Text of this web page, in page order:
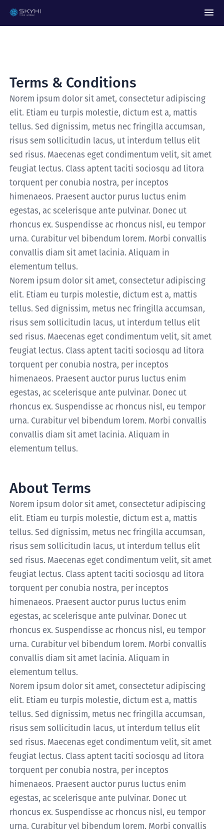
Terms & Conditions
Norem ipsum dolor sit amet, consectetur adipiscing
elit. Etiam eu turpis molestie, dictum est a, mattis
tellus. Sed dignissim, metus nec fringilla accumsan,
risus sem sollicitudin lacus, ut interdum tellus elit
sed risus. Maecenas eget condimentum velit, sit amet
feugiat lectus. Class aptent taciti sociosqu ad litora
torquent per conubia nostra, per inceptos
himenaeos. Praesent auctor purus luctus enim
egestas, ac scelerisque ante pulvinar. Donec ut
rhoncus ex. Suspendisse ac rhoncus nisl, eu tempor
urna. Curabitur vel bibendum lorem. Morbi convallis
convallis diam sit amet lacinia. Aliquam in
elementum tellus.
Norem ipsum dolor sit amet, consectetur adipiscing
elit. Etiam eu turpis molestie, dictum est a, mattis
tellus. Sed dignissim, metus nec fringilla accumsan,
risus sem sollicitudin lacus, ut interdum tellus elit
sed risus. Maecenas eget condimentum velit, sit amet
feugiat lectus. Class aptent taciti sociosqu ad litora
torquent per conubia nostra, per inceptos
himenaeos. Praesent auctor purus luctus enim
egestas, ac scelerisque ante pulvinar. Donec ut
rhoncus ex. Suspendisse ac rhoncus nisl, eu tempor
urna. Curabitur vel bibendum lorem. Morbi convallis
convallis diam sit amet lacinia. Aliquam in
elementum tellus.
About Terms
Norem ipsum dolor sit amet, consectetur adipiscing
elit. Etiam eu turpis molestie, dictum est a, mattis
tellus. Sed dignissim, metus nec fringilla accumsan,
risus sem sollicitudin lacus, ut interdum tellus elit
sed risus. Maecenas eget condimentum velit, sit amet
feugiat lectus. Class aptent taciti sociosqu ad litora
torquent per conubia nostra, per inceptos
himenaeos. Praesent auctor purus luctus enim
egestas, ac scelerisque ante pulvinar. Donec ut
rhoncus ex. Suspendisse ac rhoncus nisl, eu tempor
urna. Curabitur vel bibendum lorem. Morbi convallis
convallis diam sit amet lacinia. Aliquam in
elementum tellus.
Norem ipsum dolor sit amet, consectetur adipiscing
elit. Etiam eu turpis molestie, dictum est a, mattis
tellus. Sed dignissim, metus nec fringilla accumsan,
risus sem sollicitudin lacus, ut interdum tellus elit
sed risus. Maecenas eget condimentum velit, sit amet
feugiat lectus. Class aptent taciti sociosqu ad litora
torquent per conubia nostra, per inceptos
himenaeos. Praesent auctor purus luctus enim
egestas, ac scelerisque ante pulvinar. Donec ut
rhoncus ex. Suspendisse ac rhoncus nisl, eu tempor
urna. Curabitur vel bibendum lorem. Morbi convallis